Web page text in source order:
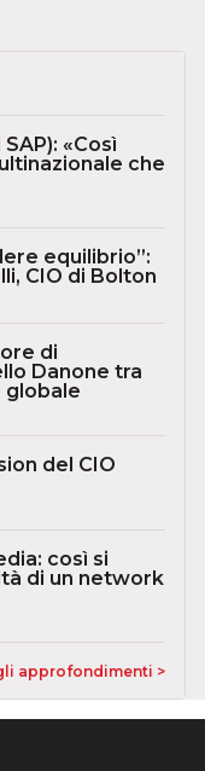
«Così
che
equilibrio”:
CIO di Bolton
di
Danone tra
globale
del CIO
così si
di un network
approfondimenti >